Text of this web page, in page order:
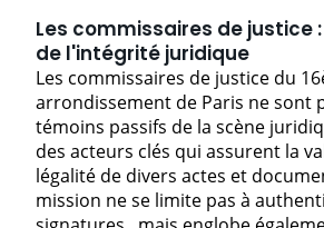
Les commissaires de justice
de l'intégrité juridique
Les commissaires de justice du
arrondissement de Paris ne sont
témoins passifs de la scène
des acteurs clés qui assurent la
légalité de divers actes et
mission ne se limite pas à